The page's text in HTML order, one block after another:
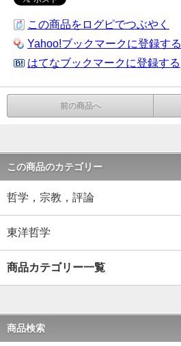
この商品をログピでつぶやく
Yahoo!ブックマークに登録する
はてなブックマークに登録する
前の商品へ
この商品のカテゴリー
哲学，宗教，評論
東洋哲学
商品カテゴリー一覧
商品検索